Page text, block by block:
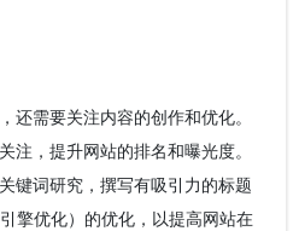
还需要关注内容的创作和优化。
注，提升网站的排名和曝光度。
键词研究，撰写有吸引力的标题
擎优化）的优化，以提高网站在